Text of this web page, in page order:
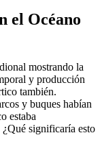
el Océano
mostrando la
y producción
también.
y buques habían
estaba
significaría esto